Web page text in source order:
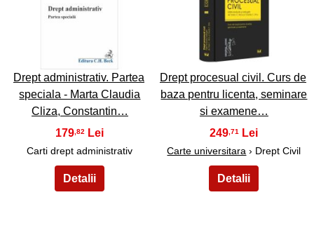
43
Drept administrativ. Partea
speciala - Marta Claudia
Cliza, Constantin…
179 ,82
Carti drept administrativ
44
Drept procesual civil. Curs de
baza pentru licenta, seminare
si examene…
249 ,71
Carte universitara › Drept Civil